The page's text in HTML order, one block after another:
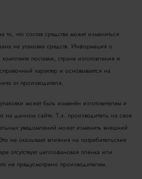
что состав средства может измениться.
на упаковке средств. Информация о
комплекте поставки, стране изготовления и
характер и основывается на
от производителя.
может быть изменён изготовителем и
на данном сайте. Т.к. производитель на свое
уведомлений может изменить внешний
не оказывает влияния на потребительские
отсутствует целлофановая пленка или
не предусмотрено производителем.